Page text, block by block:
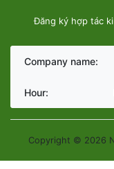
Đăng ký hợp tác
Company name:
Hour:
Copyright © 2026